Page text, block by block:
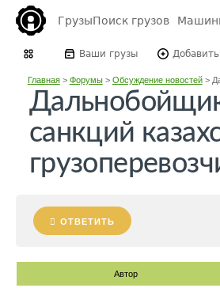
ГрузыПоиск грузов
Ваши грузы
Главная> Форумы> Обсуждение новостей>
санкций
ОТВЕТИТЬ
Автор